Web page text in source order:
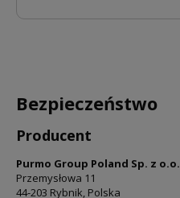
Bezpieczeństwo
Producent
Purmo Group Poland Sp. z o.o.
Przemysłowa 11
44-203 Rybnik, Polska